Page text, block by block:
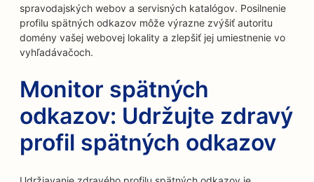
spravodajských webov a servisných katalógov. Posilnenie
profilu spätných odkazov môže výrazne zvýšiť autoritu
domény vašej webovej lokality a zlepšiť jej umiestnenie vo
vyhľadávačoch.
Monitor spätných
odkazov: Udržujte zdravý
profil spätných odkazov